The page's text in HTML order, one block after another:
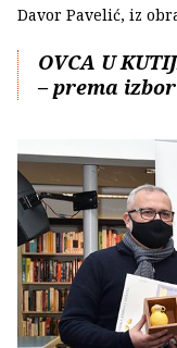
Davor Pavelić, iz
OVCA U
– prema